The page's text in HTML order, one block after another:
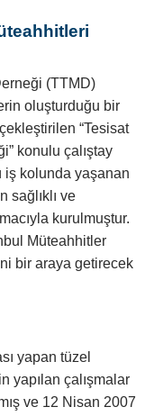
(TTMD)
oluşturduğu bir
“Tesisat
konulu çalıştay
iş kolunda yaşanan
sağlıklı ve
kurulmuştur.
Müteahhitler
bir araya getirecek
yapan tüzel
yapılan çalışmalar
ve 12 Nisan 2007